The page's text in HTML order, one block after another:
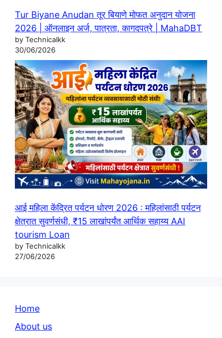
Tur Biyane Anudan तूर बियाणे मोफत अनुदान योजना
2026 | ऑनलाइन अर्ज, पात्रता, कागदपत्रे | MahaDBT
by Technicalkk
30/06/2026
आई महिला केंद्रित पर्यटन धोरण 2026 : महिलांसाठी पर्यटन
क्षेत्रात सुवर्णसंधी, ₹15 लाखांपर्यंत आर्थिक सहाय्य AAI
tourism Loan
by Technicalkk
27/06/2026
Home
About us